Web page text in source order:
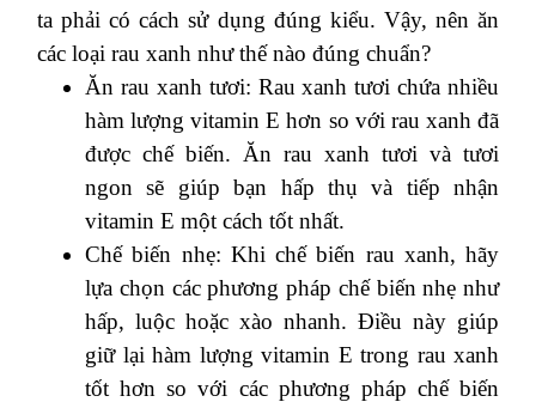
ta phải có cách sử dụng đúng kiểu. Vậy, nên ăn
các loại rau xanh như thế nào đúng chuẩn?
Ăn rau xanh tươi: Rau xanh tươi chứa nhiều
hàm lượng vitamin E hơn so với rau xanh đã
được chế biến. Ăn rau xanh tươi và tươi
ngon sẽ giúp bạn hấp thụ và tiếp nhận
vitamin E một cách tốt nhất.
Chế biến nhẹ: Khi chế biến rau xanh, hãy
lựa chọn các phương pháp chế biến nhẹ như
hấp, luộc hoặc xào nhanh. Điều này giúp
giữ lại hàm lượng vitamin E trong rau xanh
tốt hơn so với các phương pháp chế biến